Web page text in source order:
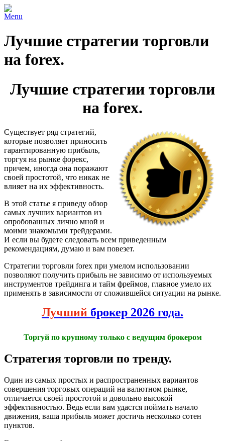
Menu
Лучшие стратегии торговли
на forex.
Лучшие стратегии торговли
на forex.
Существует ряд стратегий,
которые позволяет приносить
гарантированную прибыль,
торгуя на рынке форекс,
причем, иногда она поражают
своей простотой, что никак не
влияет на их эффективность.
В этой статье я приведу обзор
самых лучших вариантов из
опробованных лично мной и
моими знакомыми трейдерами.
И если вы будете следовать всем приведенным
рекомендациям, думаю и вам повезет.
Стратегии торговли forex при умелом использовании
позволяют получить прибыль не зависимо от используемых
инструментов трейдинга и тайм фреймов, главное умело их
применять в зависимости от сложившейся ситуации на рынке.
Лучший брокер 2026 года.
Торгуй по крупному только с ведущим брокером
Стратегия торговли по тренду.
Один из самых простых и распространенных вариантов
совершения торговых операций на валютном рынке,
отличается своей простотой и довольно высокой
эффективностью. Ведь если вам удастся поймать начало
движения, ваша прибыль может достичь несколько сотен
пунктов.